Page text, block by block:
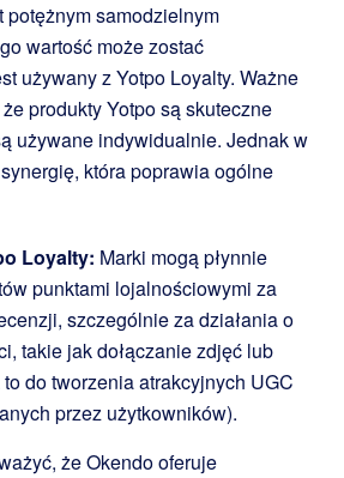
potężnym samodzielnym
wartość może zostać
używany z Yotpo Loyalty. Ważne
produkty Yotpo są skuteczne
używane indywidualnie. Jednak w
która poprawia ogólne
Loyalty: Marki mogą płynnie
punktami lojalnościowymi za
szczególnie za działania o
takie jak dołączanie zdjęć lub
do tworzenia atrakcyjnych UGC
przez użytkowników).
że Okendo oferuje